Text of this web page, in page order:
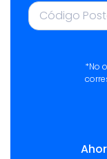
*No